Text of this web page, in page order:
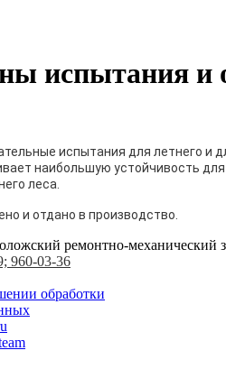
испытания и
испытания для летнего
наибольшую устойчивость
леса.
и отдано в производство.
ремонтно-механический
960-03-36
обработки